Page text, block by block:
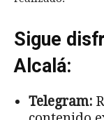
Sigue
Alcalá:
Telegram: